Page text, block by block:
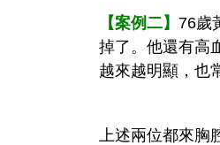
【案例二】 76歲
掉了。他還有高
越來越明顯，也
上述兩位都來